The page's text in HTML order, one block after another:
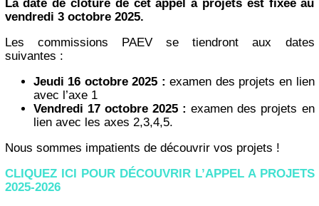
La date de clôture de cet appel à projets est fixée au
vendredi 3 octobre 2025.
Les commissions PAEV se tiendront aux dates
suivantes :
Jeudi 16 octobre 2025 : examen des projets en lien
avec l’axe 1
Vendredi 17 octobre 2025 : examen des projets en
lien avec les axes 2,3,4,5.
Nous sommes impatients de découvrir vos projets !
CLIQUEZ ICI POUR DÉCOUVRIR L’APPEL A PROJETS
2025-2026